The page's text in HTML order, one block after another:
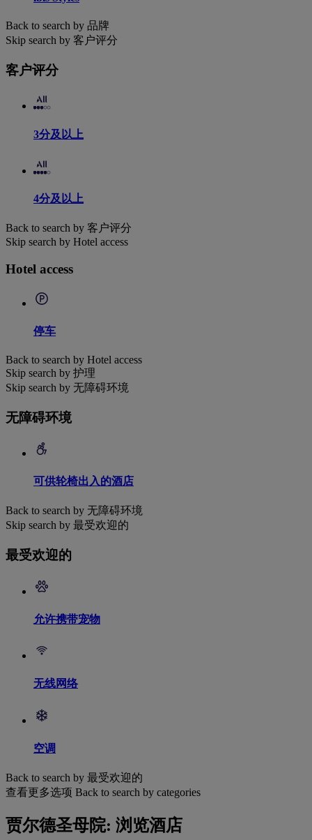
Back to search by 品牌
Skip search by 客户评分
客户评分
3分及以上
4分及以上
Back to search by 客户评分
Skip search by Hotel access
Hotel access
停车
Back to search by Hotel access
Skip search by 护理
Skip search by 无障碍环境
无障碍环境
可供轮椅出入的酒店
Back to search by 无障碍环境
Skip search by 最受欢迎的
最受欢迎的
允许携带宠物
无线网络
空调
Back to search by 最受欢迎的
查看更多选项 Back to search by categories
贾尔德圣母院: 浏览酒店